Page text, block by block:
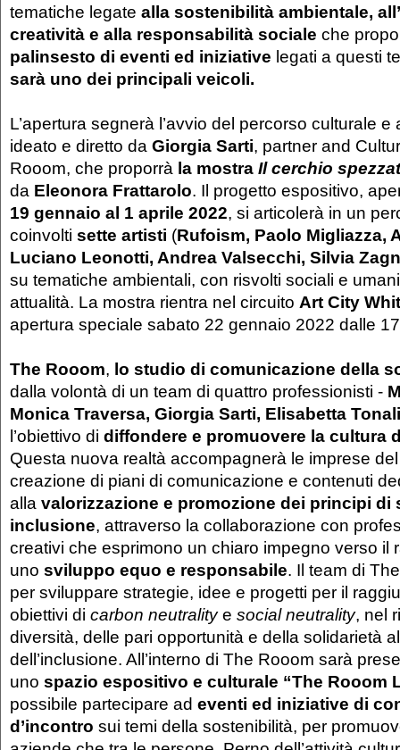
tematiche legate alla sostenibilità ambientale,
creatività e alla responsabilità sociale che
palinsesto di eventi ed iniziative legati a questi
sarà uno dei principali veicoli.
L’apertura segnerà l’avvio del percorso culturale e
ideato e diretto da Giorgia Sarti, partner and
Rooom, che proporrà la mostra Il cerchio
da Eleonora Frattarolo. Il progetto espositivo,
19 gennaio al 1 aprile 2022, si articolerà in un
coinvolti sette artisti (Rufoism, Paolo Migliazza,
Luciano Leonotti, Andrea Valsecchi, Silvia
su tematiche ambientali, con risvolti sociali e
attualità. La mostra rientra nel circuito Art City
apertura speciale sabato 22 gennaio 2022 dalle
The Rooom, lo studio di comunicazione della
dalla volontà di un team di quattro professionisti -
Monica Traversa, Giorgia Sarti, Elisabetta Tonali
l’obiettivo di diffondere e promuovere la cultura
Questa nuova realtà accompagnerà le imprese
creazione di piani di comunicazione e contenuti
alla valorizzazione e promozione dei principi di
inclusione, attraverso la collaborazione con
creativi che esprimono un chiaro impegno verso il
uno sviluppo equo e responsabile. Il team di
per sviluppare strategie, idee e progetti per il
obiettivi di carbon neutralitye social neutrality, nel
diversità, delle pari opportunità e della solidarietà
dell’inclusione. All’interno di The Rooom sarà
uno spazio espositivo e culturale “The Rooom
possibile partecipare ad eventi ed iniziative di
d’incontro sui temi della sostenibilità, per